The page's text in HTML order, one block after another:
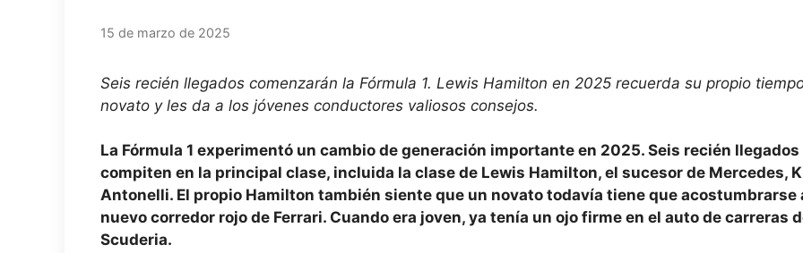
15 de marzo de 2025
Seis recién llegados comenzarán la Fórmula 1. Lewis Hamilton en 2025 recuerda su propio
novato y les da a los jóvenes conductores valiosos consejos.
La Fórmula 1 experimentó un cambio de generación importante en 2025. Seis recién llegados
compiten en la principal clase, incluida la clase de Lewis Hamilton, el sucesor de Mercedes,
Antonelli. El propio Hamilton también siente que un novato todavía tiene que acostumbrarse
nuevo corredor rojo de Ferrari. Cuando era joven, ya tenía un ojo firme en el auto de carreras
Scuderia.